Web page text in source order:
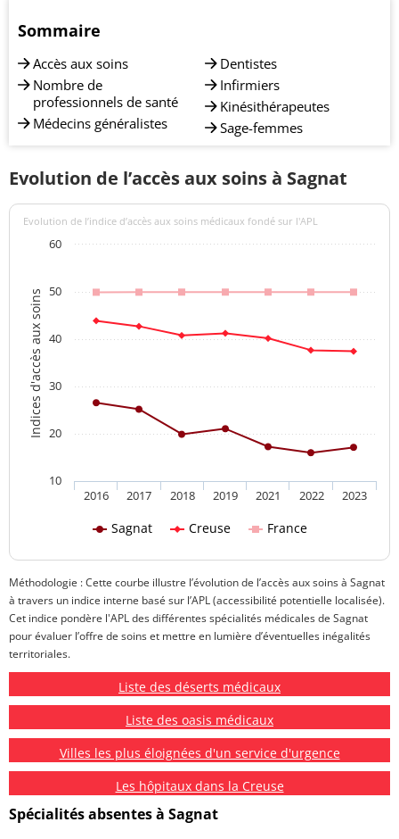
Sommaire
Accès aux soins
Nombre de
professionnels de santé
Médecins généralistes
Dentistes
Infirmiers
Kinésithérapeutes
Sage-femmes
Evolution de l’accès aux soins à Sagnat
Indices d'accès aux soins
Evolution de l’indice d’accès aux soins médicaux fondé sur l'APL
Sagnat Creuse France
2016 2017 2018 2019 2021 2022 2023
10
20
30
40
50
60
Méthodologie : Cette courbe illustre l’évolution de l’accès aux soins à Sagnat
à travers un indice interne basé sur l’APL (accessibilité potentielle localisée).
Cet indice pondère l'APL des différentes spécialités médicales de Sagnat
pour évaluer l’offre de soins et mettre en lumière d’éventuelles inégalités
territoriales.
Liste des déserts médicaux
Liste des oasis médicaux
Villes les plus éloignées d'un service d'urgence
Les hôpitaux dans la Creuse
Spécialités absentes à Sagnat